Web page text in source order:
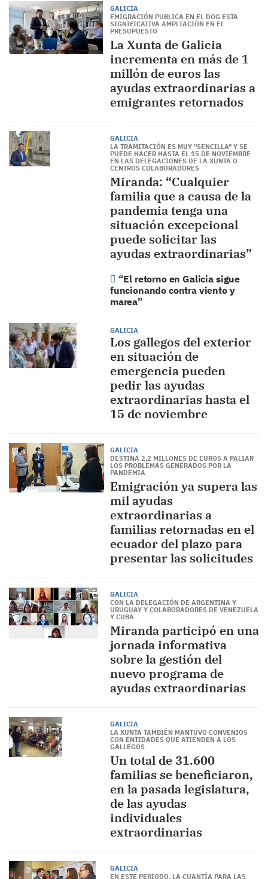
GALICIA
EMIGRACIÓN PUBLICA EN EL DOG ESTA
SIGNIFICATIVA AMPLIACIÓN EN EL
PRESUPUESTO
La Xunta de Galicia
incrementa en más de 1
millón de euros las
ayudas extraordinarias a
emigrantes retornados
GALICIA
LA TRAMITACIÓN ES MUY "SENCILLA" Y SE
PUEDE HACER HASTA EL 15 DE NOVIEMBRE
EN LAS DELEGACIONES DE LA XUNTA O
CENTROS COLABORADORES
Miranda: “Cualquier
familia que a causa de la
pandemia tenga una
situación excepcional
puede solicitar las
ayudas extraordinarias”
“El retorno en Galicia sigue
funcionando contra viento y
marea”
GALICIA
Los gallegos del exterior
en situación de
emergencia pueden
pedir las ayudas
extraordinarias hasta el
15 de noviembre
GALICIA
DESTINA 2,2 MILLONES DE EUROS A PALIAR
LOS PROBLEMAS GENERADOS POR LA
PANDEMIA
Emigración ya supera las
mil ayudas
extraordinarias a
familias retornadas en el
ecuador del plazo para
presentar las solicitudes
GALICIA
CON LA DELEGACIÓN DE ARGENTINA Y
URUGUAY Y COLABORADORES DE VENEZUELA
Y CUBA
Miranda participó en una
jornada informativa
sobre la gestión del
nuevo programa de
ayudas extraordinarias
GALICIA
LA XUNTA TAMBIÉN MANTUVO CONVENIOS
CON ENTIDADES QUE ATIENDEN A LOS
GALLEGOS
Un total de 31.600
familias se beneficiaron,
en la pasada legislatura,
de las ayudas
individuales
extraordinarias
GALICIA
EN ESTE PERIODO, LA CUANTÍA PARA LAS